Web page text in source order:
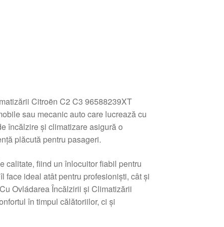
Citroën C2 C3 96588239XT
sau mecanic auto care lucrează cu
încălzire și climatizare asigură o
plăcută pentru pasageri.
calitate, fiind un înlocuitor fiabil pentru
face ideal atât pentru profesioniști, cât și
Ovládarea Încălzirii și Climatizării
în timpul călătoriilor, ci și